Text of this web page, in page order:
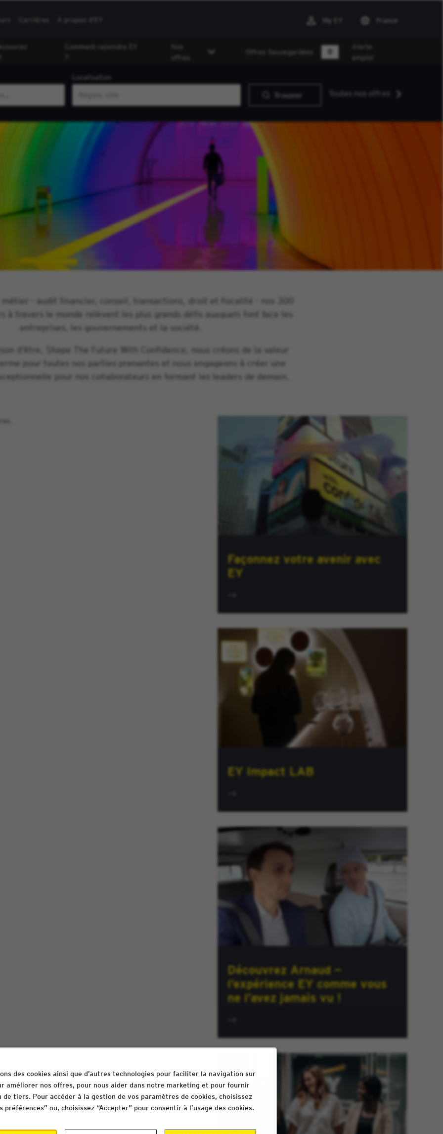
des cookies ainsi que d’autres technologies pour faciliter la navigation sur
améliorer nos offres, pour nous aider dans notre marketing et pour fournir
de tiers. Pour accéder à la gestion de vos paramètres de cookies, choisissez
préférences” ou, choisissez “Accepter” pour consentir à l’usage des cookies.
Carrières My EY France
Comment rejoindre EY
offres
Offres Sauvegardées
Alerte
emploi
Localisation
Trouver Toutes nos offres
- audit financier, conseil, transactions, droit et fiscalité - nos 300
à travers le monde relèvent les plus grands défis auxquels font face les
entreprises, les gouvernements et la société.
d’être, Shape The Future With Confidence, nous créons de la valeur
pour toutes nos parties prenantes et nous engageons à créer une
pour nos collaborateurs en formant les leaders de demain.
Façonnez votre avenir avec
EY
EY Impact LAB
Découvrez Arnaud —
l’expérience EY comme vous
ne l’avez jamais vu !